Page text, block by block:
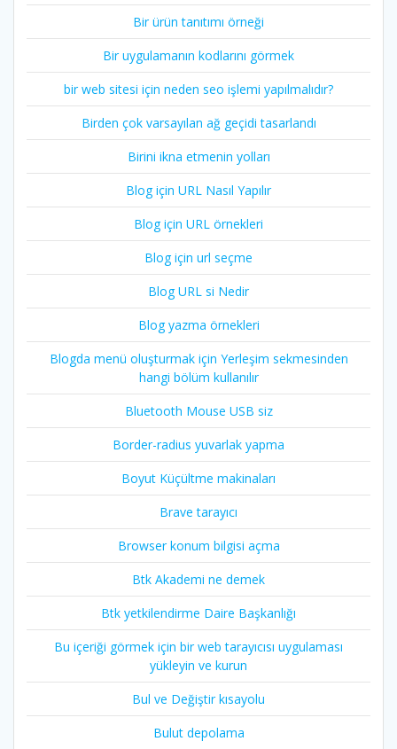
Bir ürün tanıtımı örneği
Bir uygulamanın kodlarını görmek
bir web sitesi için neden seo işlemi yapılmalıdır?
Birden çok varsayılan ağ geçidi tasarlandı
Birini ikna etmenin yolları
Blog için URL Nasıl Yapılır
Blog için URL örnekleri
Blog için url seçme
Blog URL si Nedir
Blog yazma örnekleri
Blogda menü oluşturmak için Yerleşim sekmesinden
hangi bölüm kullanılır
Bluetooth Mouse USB siz
Border-radius yuvarlak yapma
Boyut Küçültme makinaları
Brave tarayıcı
Browser konum bilgisi açma
Btk Akademi ne demek
Btk yetkilendirme Daire Başkanlığı
Bu içeriği görmek için bir web tarayıcısı uygulaması
yükleyin ve kurun
Bul ve Değiştir kısayolu
Bulut depolama